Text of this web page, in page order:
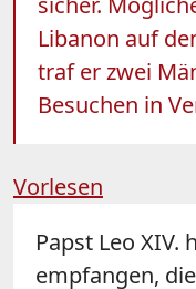
Libanon auf
traf er zwei
Besuchen in
Vorlesen
Papst Leo XIV.
empfangen,